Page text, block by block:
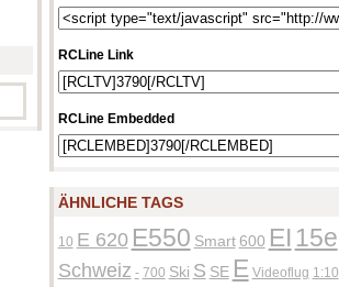
RCLine Link
RCLine Embedded
ÄHNLICHE TAGS
10 E 620 E550 Smart 600 EI 15e
Schweiz - 700 Ski S SE E Videoflug 1:10